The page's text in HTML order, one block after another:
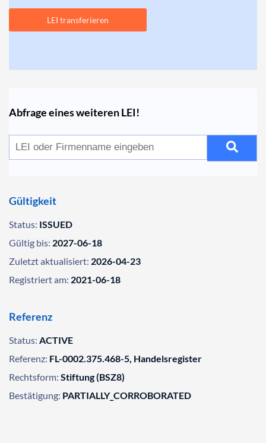
LEI transferieren
Abfrage eines weiteren LEI!
Gültigkeit
Status: ISSUED
Gültig bis: 2027-06-18
Zuletzt aktualisiert: 2026-04-23
Registriert am: 2021-06-18
Referenz
Status: ACTIVE
Referenz: FL-0002.375.468-5, Handelsregister
Rechtsform: Stiftung (BSZ8)
Bestätigung: PARTIALLY_CORROBORATED